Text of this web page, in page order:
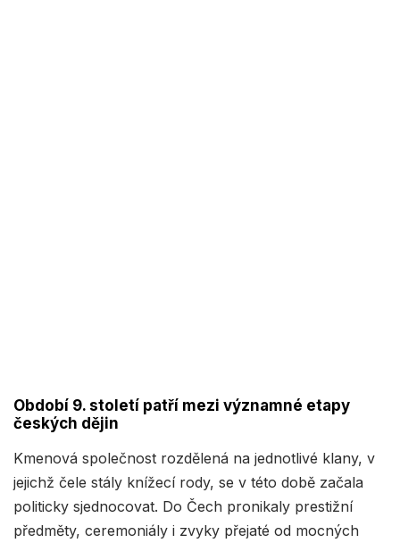
Období 9. století patří mezi významné etapy
českých dějin
Kmenová společnost rozdělená na jednotlivé klany, v
jejichž čele stály knížecí rody, se v této době začala
politicky sjednocovat. Do Čech pronikaly prestižní
předměty, ceremoniály i zvyky přejaté od mocných